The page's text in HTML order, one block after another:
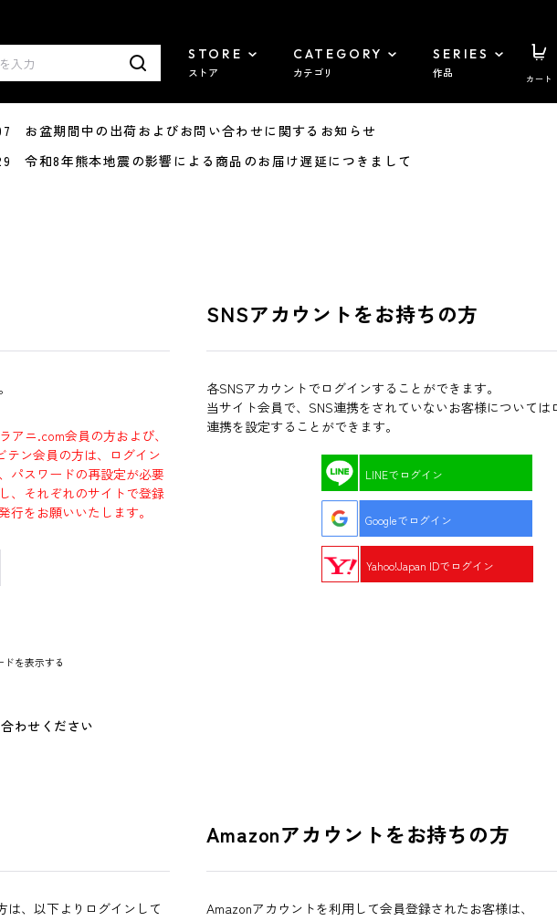
STORE
ストア
CATEGORY
カテゴリ
SERIES
作品 カート
お盆期間中の出荷およびお問い合わせに関するお知らせ
令和8年熊本地震の影響による商品のお届け遅延につきまして
アニ.com会員の方および、
テン会員の方は、ログイン
パスワードの再設定が必要
、それぞれのサイトで登録
をお願いいたします。
ドを表示する
わせください
は、以下よりログインして
SNSアカウントをお持ちの方
各SNSアカウントでログインすることができます。
当サイト会員で、SNS連携をされていないお客様については
連携を設定することができます。
LINEでログイン
Googleでログイン
Yahoo!Japan IDでログイン
Amazonアカウントをお持ちの方
Amazonアカウントを利用して会員登録されたお客様は、